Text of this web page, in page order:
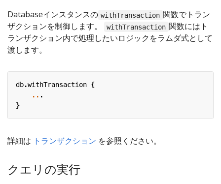
Databaseインスタンスの withTransaction 関数でトラン
ザクションを制御します。
withTransaction 関数にはト
ランザクション内で処理したいロジックをラムダ式として
渡します。
db.withTransaction {
.. .
}
詳細は トランザクション を参照ください。
クエリの実行